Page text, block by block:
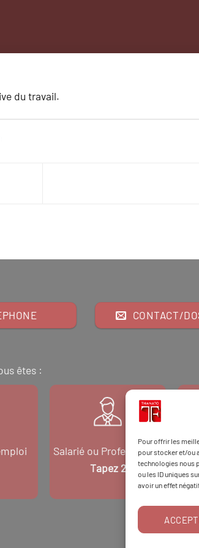
Pour offrir les
pour stocker et/ou
technologies nous
ou les ID uniques
avoir un effet
du travail.
CONTACT/
êtes :
Salarié ou Professionnel
Tapez 2